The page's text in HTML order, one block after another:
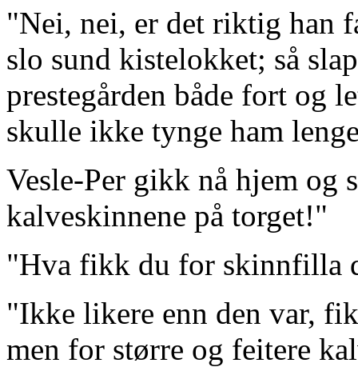
"Nei, nei, er det riktig han
slo sund kistelokket; så
prestegården både fort og
skulle ikke tynge ham
Vesle-Per gikk nå hjem og
kalveskinnene på torget!"
"Hva fikk du for skinnfilla
"Ikke likere enn den var,
men for større og feitere